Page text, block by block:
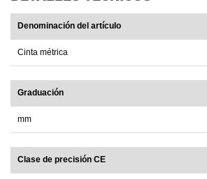
Denominación del artículo
Cinta métrica
Graduación
mm
Clase de precisión CE